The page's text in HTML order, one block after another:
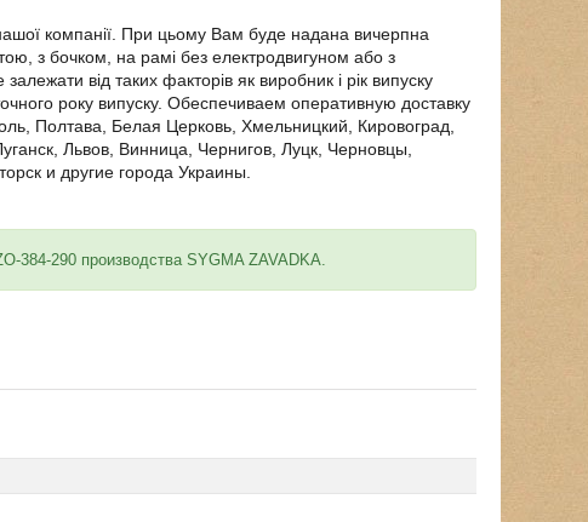
компанії. При цьому Вам буде надана вичерпна
з бочком, на рамі без електродвигуном або з
від таких факторів як виробник і рік випуску
року випуску. Обеспечиваем оперативную доставку
Полтава, Белая Церковь, Хмельницкий, Кировоград,
Львов, Винница, Чернигов, Луцк, Черновцы,
и другие города Украины.
384-290 производства SYGMA ZAVADKA.